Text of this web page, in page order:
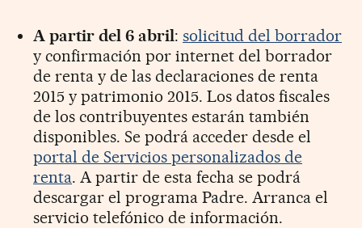
A partir del 6 abril: solicitud del borrador
y confirmación por internet del borrador
de renta y de las declaraciones de renta
2015 y patrimonio 2015. Los datos fiscales
de los contribuyentes estarán también
disponibles. Se podrá acceder desde el
portal de Servicios personalizados de
renta. A partir de esta fecha se podrá
descargar el programa Padre. Arranca el
servicio telefónico de información.